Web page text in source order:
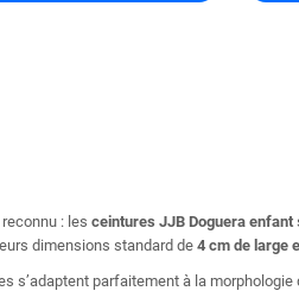
: les ceintures JJB Doguera enfant
dimensions standard de 4 cm de large
s’adaptent parfaitement à la